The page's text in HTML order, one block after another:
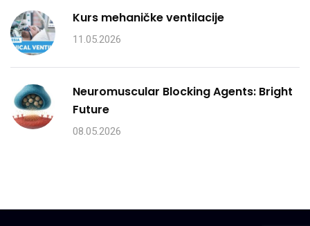
Kurs mehaničke ventilacije
11.05.2026
Neuromuscular Blocking Agents: Bright
Future
08.05.2026